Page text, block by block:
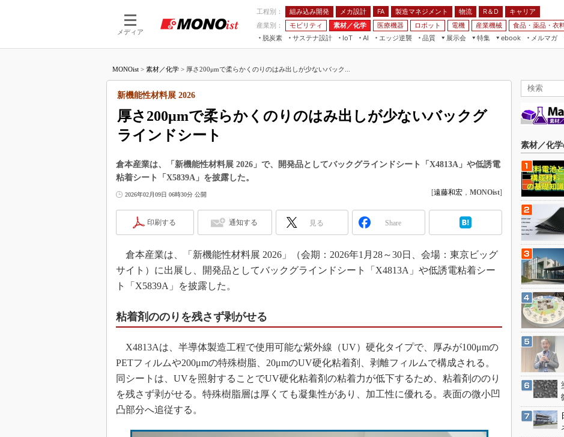
メディア
工程別： 組み込み開発 メカ設計 FA 製造マネジメント 物流 R＆D
キャリア
産業別：
モビリティ 素材／化学 医療機器 ロボット 電機 産業機械 食品・薬品・衣
脱炭素
サステナ設計
IoT
つながる工場
AI
AI×設備保全
エッジ逆襲 品質
展示会
JIMTOF
IIFES
TECHNO-FRONTIER
EdgeTech+
特集
フィールドサービス
組み込み画像技術
車載ソフト開発
ISO26262
無償設計ツール
3Dプリンタ
インダストリー4.0
イノベーション
製造業ビッグデータ
メイドインジャパン
ebook
FA
モビリティ
メルマガ
MONOist > 素材／化学 > 厚さ200μmで柔らかくのりのはみ出しが少ないバック...
厚さ200μmで柔らかくのりのはみ出しが少ないバックグ
ラインドシート
新機能性材料展 2026
倉本産業は、「新機能性材料展 2026」で、開発品としてバックグラインドシート「X4813A」や低誘電
粘着シート「X5839A」を披露した。
2026年02月09日 06時30分 公開 [遠藤和宏 ， MONOist]
印刷する 通知する 見る Share
倉本産業は、「新機能性材料展 2026」（会期：2026年1月28～30日、会場：東京ビッグ
サイト）に出展し、開発品としてバックグラインドシート「X4813A」や低誘電粘着シー
ト「X5839A」を披露した。
粘着剤ののりを残さず剥がせる
X4813Aは、半導体製造工程で使用可能な紫外線（UV）硬化タイプで、厚みが100μmの
PETフィルムや200μmの特殊樹脂、20μmのUV硬化粘着剤、剥離フィルムで構成される。
同シートは、UVを照射することでUV硬化粘着剤の粘着力が低下するため、粘着剤ののり
を残さず剥がせる。特殊樹脂層は厚くても凝集性があり、加工性に優れる。表面の微小凹
凸部分へ追従する。
素材／化